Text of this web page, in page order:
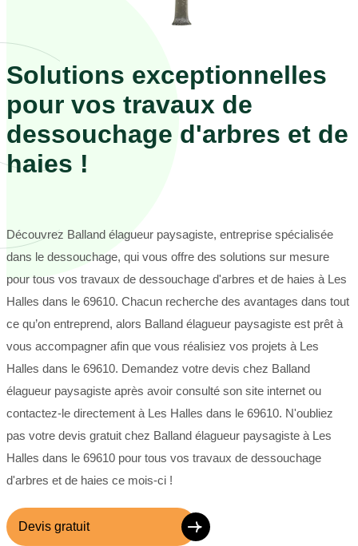
Solutions exceptionnelles
pour vos travaux de
dessouchage d'arbres et de
haies !
Découvrez Balland élagueur paysagiste, entreprise spécialisée
dans le dessouchage, qui vous offre des solutions sur mesure
pour tous vos travaux de dessouchage d'arbres et de haies à Les
Halles dans le 69610. Chacun recherche des avantages dans tout
ce qu’on entreprend, alors Balland élagueur paysagiste est prêt à
vous accompagner afin que vous réalisiez vos projets à Les
Halles dans le 69610. Demandez votre devis chez Balland
élagueur paysagiste après avoir consulté son site internet ou
contactez-le directement à Les Halles dans le 69610. N'oubliez
pas votre devis gratuit chez Balland élagueur paysagiste à Les
Halles dans le 69610 pour tous vos travaux de dessouchage
d'arbres et de haies ce mois-ci !
Devis gratuit